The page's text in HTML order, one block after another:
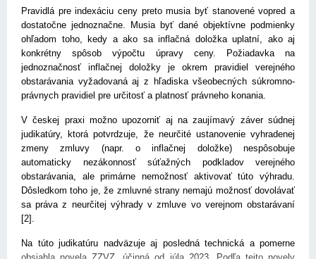
Pravidlá pre indexáciu ceny preto musia byť stanovené vopred a
dostatočne jednoznačne. Musia byť dané objektívne podmienky
ohľadom toho, kedy a ako sa inflačná doložka uplatní, ako aj
konkrétny spôsob výpočtu úpravy ceny. Požiadavka na
jednoznačnosť inflačnej doložky je okrem pravidiel verejného
obstarávania vyžadovaná aj z hľadiska všeobecných súkromno-
právnych pravidiel pre určitosť a platnosť právneho konania.
V českej praxi možno upozorniť aj na zaujímavý záver súdnej
judikatúry, ktorá potvrdzuje, že neurčité ustanovenie vyhradenej
zmeny zmluvy (napr. o inflačnej doložke) nespôsobuje
automaticky nezákonnosť súťažných podkladov verejného
obstarávania, ale primárne nemožnosť aktivovať túto výhradu.
Dôsledkom toho je, že zmluvné strany nemajú možnosť dovolávať
sa práva z neurčitej výhrady v zmluve vo verejnom obstarávaní
[2].
Na túto judikatúru nadväzuje aj posledná technická a pomerne